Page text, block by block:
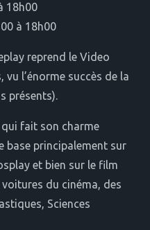
18h00
à 18h00
reprend le Video
vu l’énorme succès de la
présents).
fait son charme
base principalement sur
et bien sur le film
du cinéma, des
Sciences